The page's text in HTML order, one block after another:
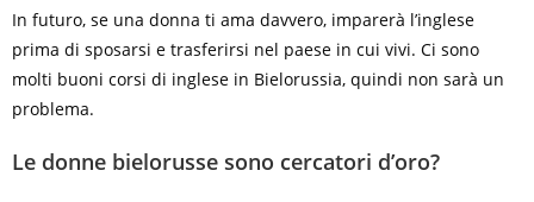
In futuro, se una donna ti ama davvero, imparerà l’inglese
prima di sposarsi e trasferirsi nel paese in cui vivi. Ci sono
molti buoni corsi di inglese in Bielorussia, quindi non sarà un
problema.
Le donne bielorusse sono cercatori d’oro?